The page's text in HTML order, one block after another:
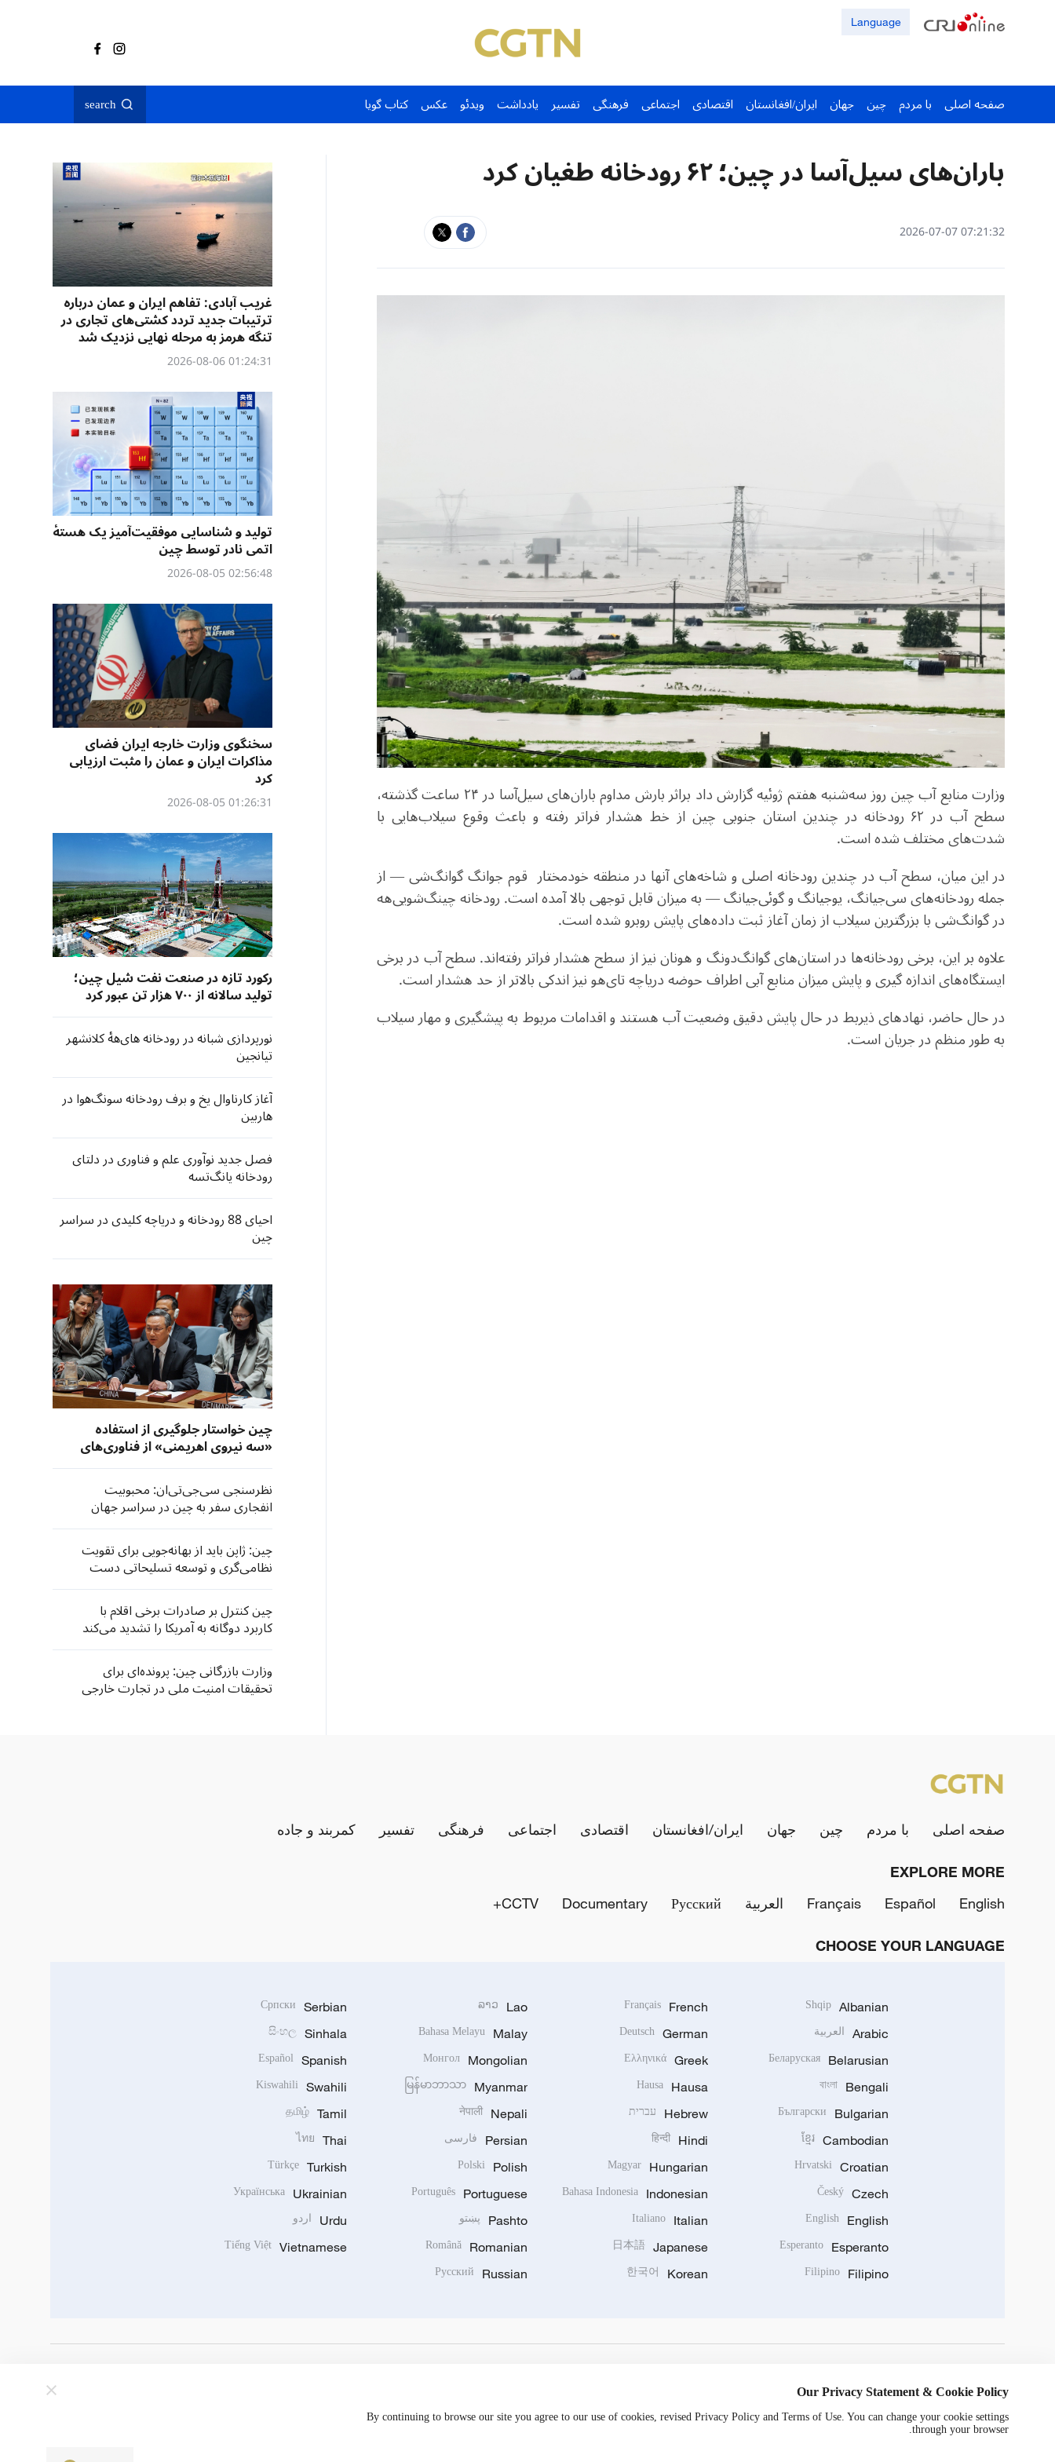
Language
صفحه اصلی با مردم چین جهان ایران/افغانستان اقتصادی اجتماعی فرهنگی تفسیر یادداشت ویدئو عکس کتاب گویا search
باران‌های سیل‌آسا در چین؛ ۶۲ رودخانه طغیان کرد
07:21:32 2026-07-07
وزارت منابع آب چین روز سه‌شنبه هفتم ژوئیه گزارش داد براثر بارش مداوم باران‌های سیل‌آسا در ۲۴ ساعت گذشته،
سطح آب در ۶۲ رودخانه در چندین استان جنوبی چین از خط هشدار فراتر رفته و باعث وقوع سیلاب‌هایی با
شدت‌های مختلف شده است.
در این میان، سطح آب در چندین رودخانه اصلی و شاخه‌های آنها در منطقه خودمختار قوم جوانگ گوانگ‌شی — از
جمله رودخانه‌های سی‌جیانگ، یوجیانگ و گوئی‌جیانگ — به میزان قابل توجهی بالا آمده است. رودخانه چینگ‌شویی‌هه
در گوانگ‌شی با بزرگترین سیلاب از زمان آغاز ثبت داده‌های پایش روبرو شده است.
علاوه بر این، برخی رودخانه‌ها در استان‌های گوانگ‌دونگ و هونان نیز از سطح هشدار فراتر رفته‌اند. سطح آب در برخی
ایستگاه‌های اندازه گیری و پایش میزان منابع آبی اطراف حوضه دریاچه تای‌هو نیز اندکی بالاتر از حد هشدار است.
در حال حاضر، نهادهای ذیربط در حال پایش دقیق وضعیت آب هستند و اقدامات مربوط به پیشگیری و مهار سیلاب
به طور منظم در جریان است.
غریب آبادی: تفاهم ایران و عمان درباره
ترتیبات جدید تردد کشتی‌های تجاری در
تنگه هرمز به مرحله نهایی نزدیک شد
01:24:31 2026-08-06
تولید و شناسایی موفقیت‌آمیز یک هستهٔ
اتمی نادر توسط چین
02:56:48 2026-08-05
سخنگوی وزارت خارجه ایران فضای
مذاکرات ایران و عمان را مثبت ارزیابی
کرد
01:26:31 2026-08-05
رکورد تازه در صنعت نفت شیل چین؛
تولید سالانه از ۷۰۰ هزار تن عبور کرد
نورپردازی شبانه در رودخانه های‌ههٔ کلانشهر
تیانجین
آغاز کارناوال یخ و برف رودخانه سونگ‌هوا در
هاربین
فصل جدید نوآوری علم و فناوری در دلتای
رودخانه یانگ‌تسه
احیای 88 رودخانه و دریاچه کلیدی در سراسر
چین
چین خواستار جلوگیری از استفاده
«سه نیروی اهریمنی» از فناوری‌های
نوین شد
نظرسنجی سی‌جی‌تی‌ان: محبوبیت
انفجاری سفر به چین در سراسر جهان
چین: ژاپن باید از بهانه‌جویی برای تقویت
نظامی‌گری و توسعه تسلیحاتی دست
بردارد
چین کنترل بر صادرات برخی اقلام با
کاربرد دوگانه به آمریکا را تشدید می‌کند
وزارت بازرگانی چین: پرونده‌ای برای
تحقیقات امنیت ملی در تجارت خارجی
صفحه اصلی با مردم چین جهان ایران/افغانستان اقتصادی اجتماعی فرهنگی تفسیر کمربند و جاده
EXPLORE MORE
English
Español
Français العربية Русский
Documentary
CCTV+
CHOOSE YOUR LANGUAGE
Albanian
Shqip
Arabic العربية
Belarusian
Беларуская
Bengali
বাংলা
Bulgarian
Български
Cambodian
ខ្មែរ
Croatian
Hrvatski
Czech
Český
English
English
Esperanto
Esperanto
Filipino
Filipino
French
Français
German
Deutsch
Greek
Ελληνικά
Hausa
Hausa
Hebrew עברית
Hindi
हिन्दी
Hungarian
Magyar
Indonesian
Bahasa Indonesia
Italian
Italiano
Japanese
日本語
Korean
한국어
Lao
ລາວ
Malay
Bahasa Melayu
Mongolian
Монгол
Myanmar
မြန်မာဘာသာ
Nepali
नेपाली
Persian فارسی
Polish
Polski
Portuguese
Português
Pashto پښتو
Romanian
Română
Russian
Русский
Serbian
Српски
Sinhala
සිංහල
Spanish
Español
Swahili
Kiswahili
Tamil
தமிழ்
Thai
ไทย
Turkish
Türkçe
Ukrainian
Українська
Urdu اردو
Vietnamese
Tiếng Việt
Our Privacy Statement & Cookie Policy
By continuing to browse our site you agree to our use of cookies, revised Privacy Policy and Terms of Use. You can change your cookie settings
through your browser.